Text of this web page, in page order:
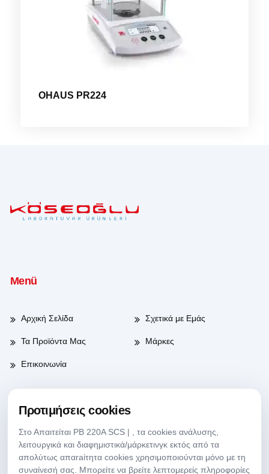
OHAUS PR224
Menü
Αρχική Σελίδα Σχετικά με Εμάς
Τα Προϊόντα Μας Μάρκες
Επικοινωνία
Ώρες Λειτουργίας
Ημέρες Εργασίας 08:00-17:30
Προτιμήσεις cookies
Στο Απαιτείται PB 220A SCS | , τα cookies ανάλυσης,
λειτουργικά και διαφημιστικά/μάρκετινγκ εκτός από τα
απολύτως απαraίτητα cookies χρησιμοποιούνται μόνο με τη
συναίνεσή σας. Μπορείτε να βρείτε λεπτομερείς πληροφορίες